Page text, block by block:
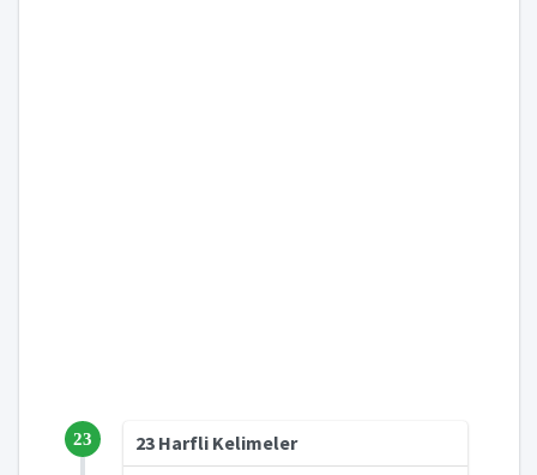
23
23 Harfli Kelimeler